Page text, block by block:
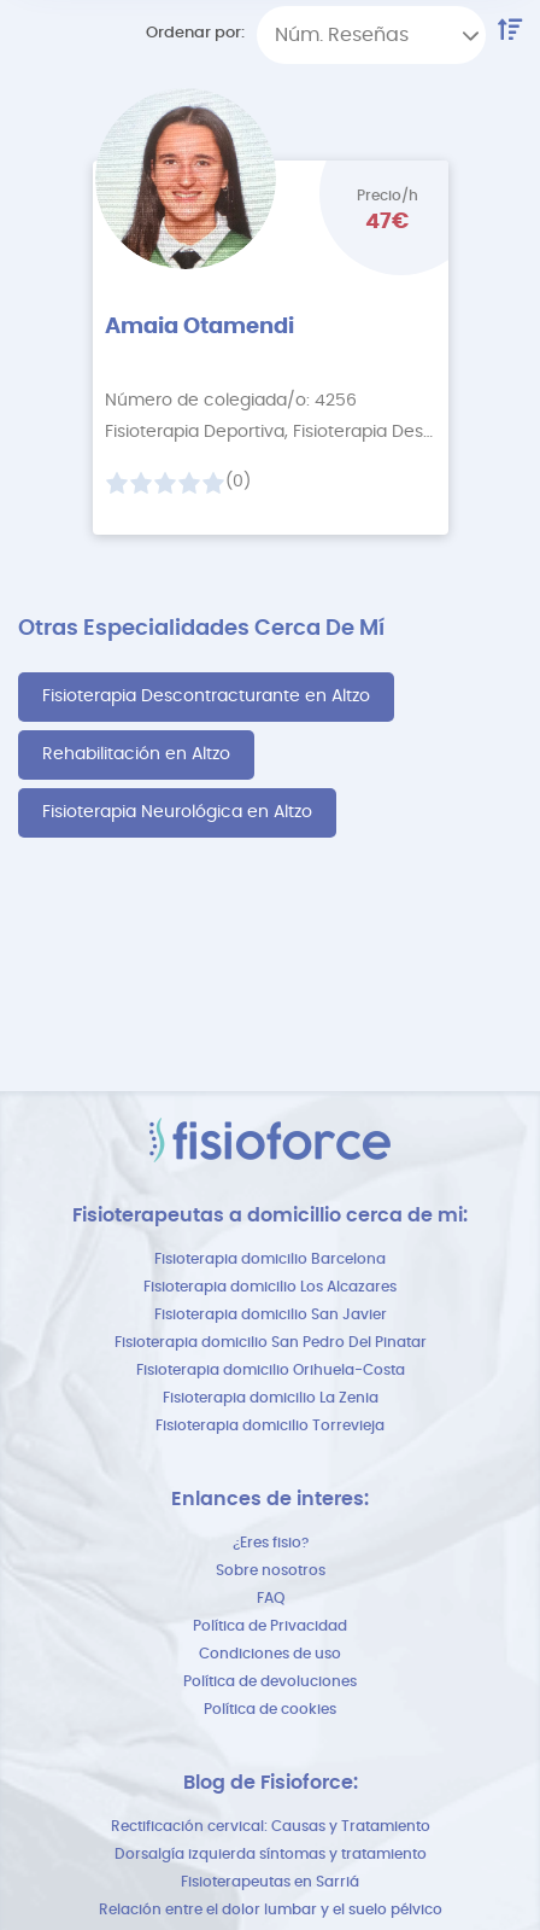
Ordenar por: Núm. Reseñas
Precio/h
47€
Amaia Otamendi
Número de colegiada/o: 4256
Fisioterapia Deportiva, Fisioterapia Descontractur
(0)
Otras Especialidades Cerca De Mí
Fisioterapia Descontracturante en Altzo
Rehabilitación en Altzo
Fisioterapia Neurológica en Altzo
Fisioterapeutas a domicillio cerca de mi:
Fisioterapia domicilio Barcelona
Fisioterapia domicilio Los Alcazares
Fisioterapia domicilio San Javier
Fisioterapia domicilio San Pedro Del Pinatar
Fisioterapia domicilio Orihuela-Costa
Fisioterapia domicilio La Zenia
Fisioterapia domicilio Torrevieja
Enlances de interes:
¿Eres fisio?
Sobre nosotros
FAQ
Política de Privacidad
Condiciones de uso
Política de devoluciones
Política de cookies
Blog de Fisioforce:
Rectificación cervical: Causas y Tratamiento
Dorsalgía izquierda síntomas y tratamiento
Fisioterapeutas en Sarriá
Relación entre el dolor lumbar y el suelo pélvico